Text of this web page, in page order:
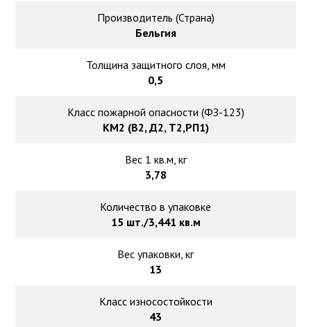
Ковролин под теплый пол
Производитель (Страна)
Бельгия
Толщина защитного слоя, мм
0,5
Класс пожарной опасности (ФЗ-123)
КМ2 (В2, Д2, Т2,РП1)
Вес 1 кв.м, кг
3,78
Количество в упаковке
15 шт./3,441 кв.м
Вес упаковки, кг
13
Класс износостойкости
43